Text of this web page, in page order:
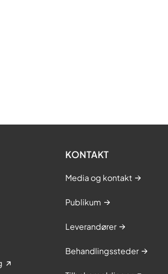
KONTAKT
Media og kontakt
Publikum
Leverandører
Behandlingssteder